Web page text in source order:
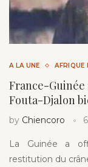
A LA UNE AFRIQUE
France-
Fouta-Djalon
by Chiencoro
La Guinée a
restitution du